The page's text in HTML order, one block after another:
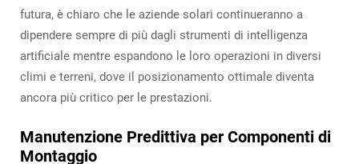
futura, è chiaro che le aziende solari continueranno a
dipendere sempre di più dagli strumenti di intelligenza
artificiale mentre espandono le loro operazioni in diversi
climi e terreni, dove il posizionamento ottimale diventa
ancora più critico per le prestazioni.
Manutenzione Predittiva per Componenti di
Montaggio